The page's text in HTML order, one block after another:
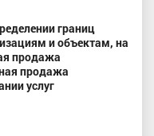
границ
и объектам, на
продажа
продажа
услуг